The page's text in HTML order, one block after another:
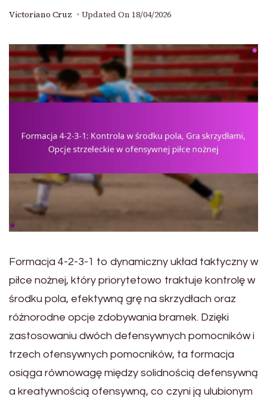
Victoriano Cruz Updated On 18/04/2026
Formacja 4-2-3-1 to dynamiczny układ taktyczny w
piłce nożnej, który priorytetowo traktuje kontrolę w
środku pola, efektywną grę na skrzydłach oraz
różnorodne opcje zdobywania bramek. Dzięki
zastosowaniu dwóch defensywnych pomocników i
trzech ofensywnych pomocników, ta formacja
osiąga równowagę między solidnością defensywną
a kreatywnością ofensywną, co czyni ją ulubionym